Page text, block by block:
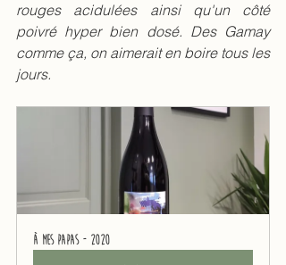
rouges acidulées ainsi qu'un côté
poivré hyper bien dosé. Des Gamay
comme ça, on aimerait en boire tous les
jours.
À mes Papas - 2020